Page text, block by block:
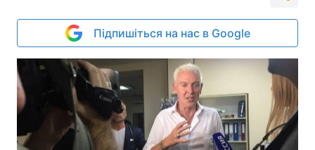
Підпишіться на нас в Google